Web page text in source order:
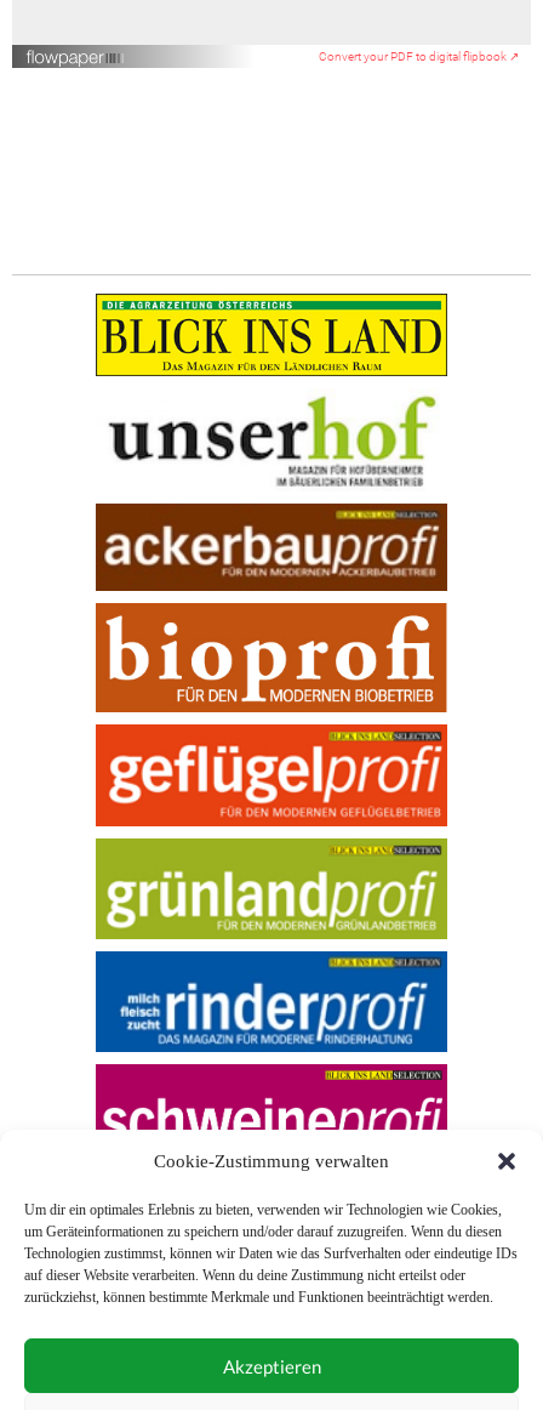
Cookie-Zustimmung verwalten
Um dir ein optimales Erlebnis zu bieten, verwenden wir Technologien wie Cookies,
um Geräteinformationen zu speichern und/oder darauf zuzugreifen. Wenn du diesen
Technologien zustimmst, können wir Daten wie das Surfverhalten oder eindeutige IDs
auf dieser Website verarbeiten. Wenn du deine Zustimmung nicht erteilst oder
zurückziehst, können bestimmte Merkmale und Funktionen beeinträchtigt werden.
Akzeptieren
Convert your PDF to digital flipbook ↗
© 2026 Blick ins Land
Unterstützt durch